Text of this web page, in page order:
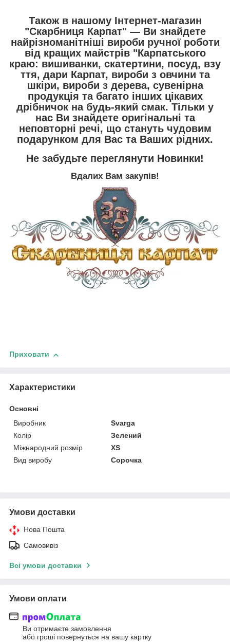
Також в нашому Інтернет-магазин
"Скарбниця Карпат"― Ви знайдете
найрізноманітніші вироби ручної роботи
від кращих майстрів "Карпатського
краю: вишиванки, скатертини, посуд, взу
ття, дари Карпат, вироби з овчини та
шкіри, вироби з дерева, сувенірна
продукція та багато інших цікавих
дрібничок на будь-який смак. Тільки у
нас Ви знайдете оригінальні та
неповторні речі, що стануть чудовим
подарунком для Вас та Ваших рідних.
Не забудьте переглянути Новинки!
Вдалих Вам закупів!
Приховати
Характеристики
Основні
Виробник
Svarga
Колір
Зелений
Міжнародний розмір
XS
Вид виробу
Сорочка
Умови доставки
Нова Пошта
Самовивіз
Всі умови доставки
Умови оплати
Ви отримаєте замовлення
або гроші повернуться на вашу картку